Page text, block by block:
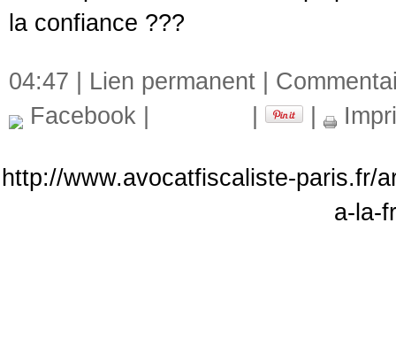
la confiance ???
04:47 | Lien permanent
Facebook
http://www.avocatfiscaliste-paris.fr/
a-la-